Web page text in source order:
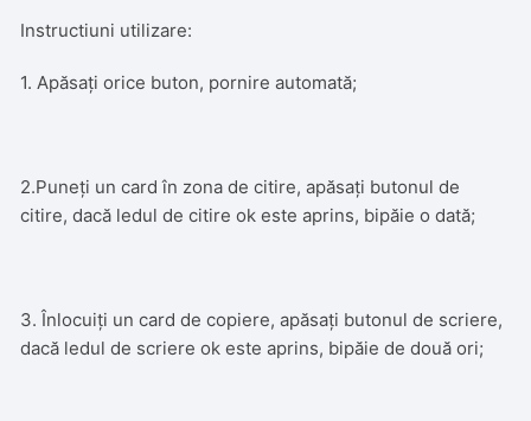
Instructiuni utilizare:
1. Apăsați orice buton, pornire automată;
2.Puneți un card în zona de citire, apăsați butonul de
citire, dacă ledul de citire ok este aprins, bipăie o dată;
3. Înlocuiți un card de copiere, apăsați butonul de scriere,
dacă ledul de scriere ok este aprins, bipăie de două ori;